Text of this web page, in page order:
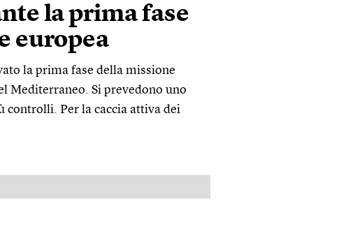
la prima fase
europea
la prima fase della missione
Mediterraneo. Si prevedono uno
controlli. Per la caccia attiva dei